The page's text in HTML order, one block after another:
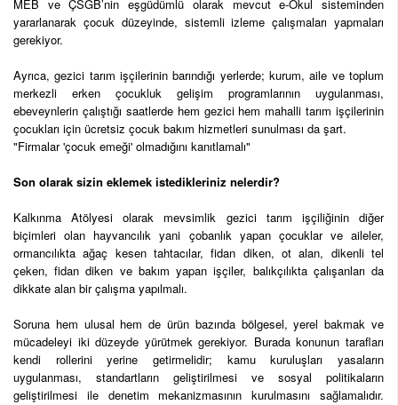
MEB ve ÇSGB’nin eşgüdümlü olarak mevcut e-Okul sisteminden
yararlanarak çocuk düzeyinde, sistemli izleme çalışmaları yapmaları
gerekiyor.
Ayrıca, gezici tarım işçilerinin barındığı yerlerde; kurum, aile ve toplum
merkezli erken çocukluk gelişim programlarının uygulanması,
ebeveynlerin çalıştığı saatlerde hem gezici hem mahalli tarım işçilerinin
çocukları için ücretsiz çocuk bakım hizmetleri sunulması da şart.
"Firmalar 'çocuk emeği' olmadığını kanıtlamalı"
Son olarak sizin eklemek istedikleriniz nelerdir?
Kalkınma Atölyesi olarak mevsimlik gezici tarım işçiliğinin diğer
biçimleri olan hayvancılık yani çobanlık yapan çocuklar ve aileler,
ormancılıkta ağaç kesen tahtacılar, fidan diken, ot alan, dikenli tel
çeken, fidan diken ve bakım yapan işçiler, balıkçılıkta çalışanları da
dikkate alan bir çalışma yapılmalı.
Soruna hem ulusal hem de ürün bazında bölgesel, yerel bakmak ve
mücadeleyi iki düzeyde yürütmek gerekiyor. Burada konunun tarafları
kendi rollerini yerine getirmelidir; kamu kuruluşları yasaların
uygulanması, standartların geliştirilmesi ve sosyal politikaların
geliştirilmesi ile denetim mekanizmasının kurulmasını sağlamalıdır.